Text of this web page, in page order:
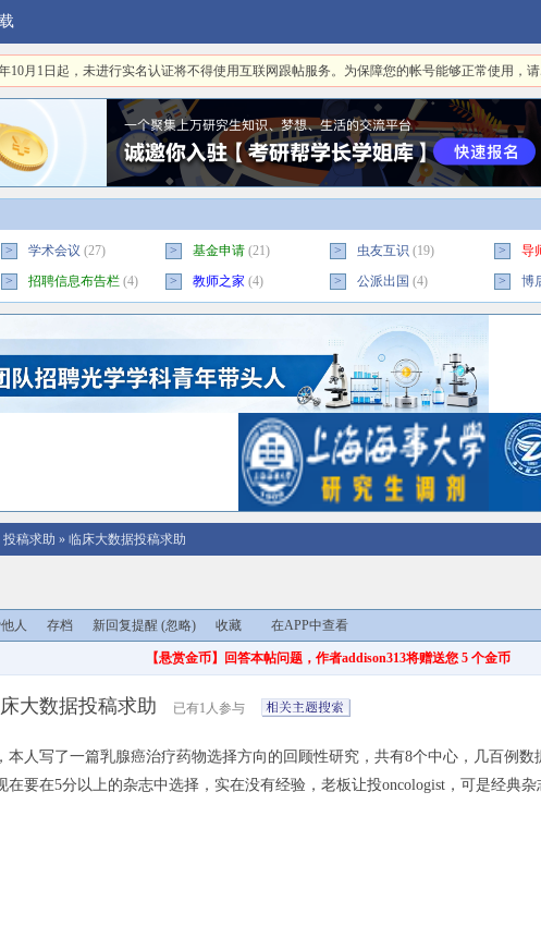
10月1日起，未进行实名认证将不得使用互联网跟帖服务。为保障您的帐号能够正常使用，
> 学术会议 (27) > 基金申请(21) > 虫友互识 (19) > 导
> 招聘信息布告栏(4) > 教师之家 (4) > 公派出国 (4) > 博
投稿求助 » 临床大数据投稿求助
人 存档 新回复提醒 (忽略) 收藏 在APP中查看
【悬赏金币】回答本帖问题，作者addison313将赠送您 5 个金币
大数据投稿求助 已有1人参与
本人写了一篇乳腺癌治疗药物选择方向的回顾性研究，共有8个中心，几百例数
在要在5分以上的杂志中选择，实在没有经验，老板让投oncologist，可是经典